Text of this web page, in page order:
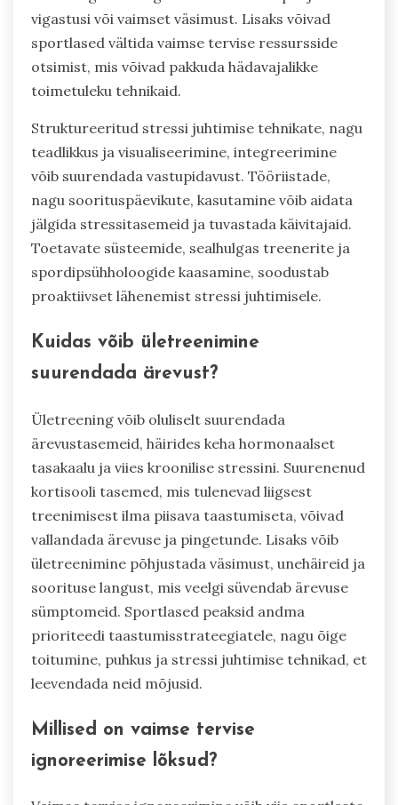
vigastusi või vaimset väsimust. Lisaks võivad
sportlased vältida vaimse tervise ressursside
otsimist, mis võivad pakkuda hädavajalikke
toimetuleku tehnikaid.
Struktureeritud stressi juhtimise tehnikate, nagu
teadlikkus ja visualiseerimine, integreerimine
võib suurendada vastupidavust. Tööriistade,
nagu soorituspäevikute, kasutamine võib aidata
jälgida stressitasemeid ja tuvastada käivitajaid.
Toetavate süsteemide, sealhulgas treenerite ja
spordipsühholoogide kaasamine, soodustab
proaktiivset lähenemist stressi juhtimisele.
Kuidas võib ületreenimine
suurendada ärevust?
Ületreening võib oluliselt suurendada
ärevustasemeid, häirides keha hormonaalset
tasakaalu ja viies kroonilise stressini. Suurenenud
kortisooli tasemed, mis tulenevad liigsest
treenimisest ilma piisava taastumiseta, võivad
vallandada ärevuse ja pingetunde. Lisaks võib
ületreenimine põhjustada väsimust, unehäireid ja
soorituse langust, mis veelgi süvendab ärevuse
sümptomeid. Sportlased peaksid andma
prioriteedi taastumisstrateegiatele, nagu õige
toitumine, puhkus ja stressi juhtimise tehnikad, et
leevendada neid mõjusid.
Millised on vaimse tervise
ignoreerimise lõksud?